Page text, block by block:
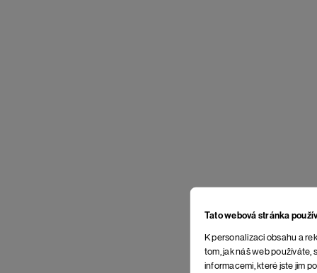
Tato webová stránka
K personalizaci obsahu a
tom, jak náš web používáte,
informacemi, které jste jim